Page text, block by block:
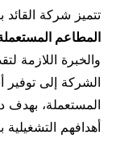
تتميز شركة
المطاعم
والخبرة اللازمة
الشركة إلى توفير
المستعملة، بهدف
أهدافهم التشغيلية